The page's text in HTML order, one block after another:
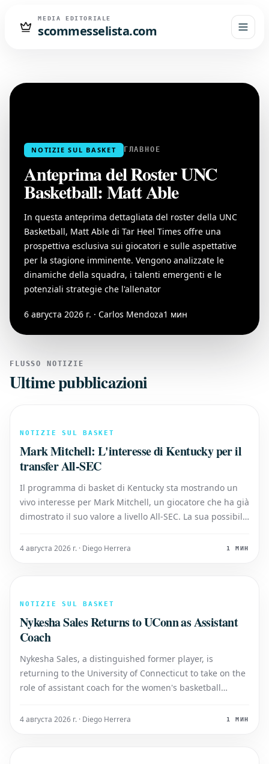
MEDIA EDITORIALE
scommesselista.com
NOTIZIE SUL BASKET ГЛАВНОЕ
Anteprima del Roster UNC
Basketball: Matt Able
In questa anteprima dettagliata del roster della UNC
Basketball, Matt Able di Tar Heel Times offre una
prospettiva esclusiva sui giocatori e sulle aspettative
per la stagione imminente. Vengono analizzate le
dinamiche della squadra, i talenti emergenti e le
potenziali strategie che l'allenator
6 августа 2026 г. · Carlos Mendoza1 мин
FLUSSO NOTIZIE
Ultime pubblicazioni
NOTIZIE SUL BASKET
Mark Mitchell: L'interesse di Kentucky per il
transfer All-SEC
Il programma di basket di Kentucky sta mostrando un
vivo interesse per Mark Mitchell, un giocatore che ha già
dimostrato il suo valore a livello All-SEC. La sua possibile
notevole rinforzo. Mark Mitchell: Un Potenziale Big Play
4 августа 2026 г. · Diego Herrera 1 МИН
NOTIZIE SUL BASKET
Nykesha Sales Returns to UConn as Assistant
Coach
Nykesha Sales, a distinguished former player, is
returning to the University of Connecticut to take on the
role of assistant coach for the women's basketball
athlete who left an indelible mark on UConn's legacy.
4 августа 2026 г. · Diego Herrera 1 МИН